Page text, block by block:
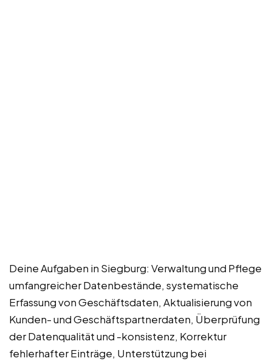
Deine Aufgaben in Siegburg: Verwaltung und Pflege
umfangreicher Datenbestände, systematische
Erfassung von Geschäftsdaten, Aktualisierung von
Kunden- und Geschäftspartnerdaten, Überprüfung
der Datenqualität und -konsistenz, Korrektur
fehlerhafter Einträge, Unterstützung bei